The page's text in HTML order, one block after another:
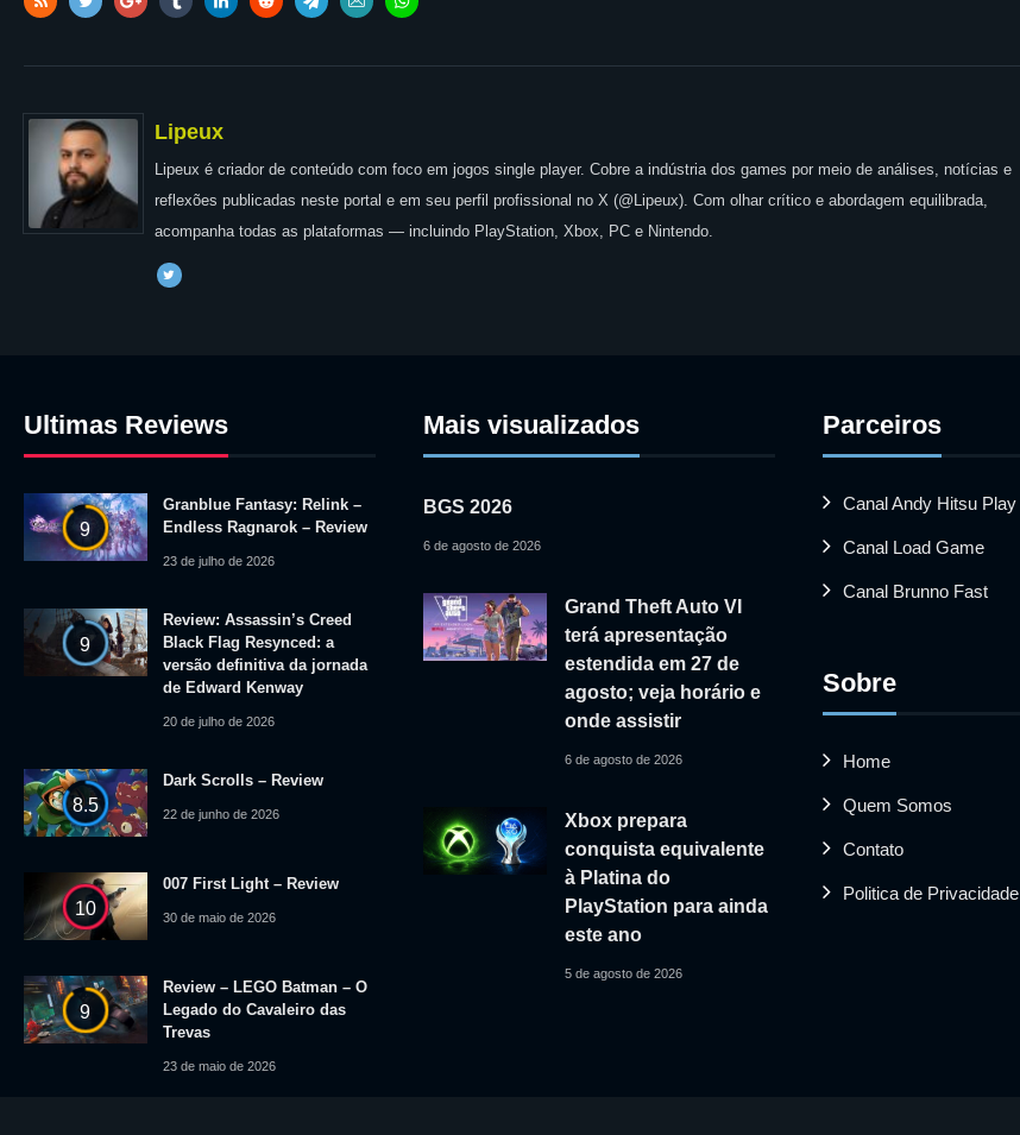
Lipeux
Lipeux é criador de conteúdo com foco em jogos single player. Cobre a indústria dos games por meio de análises, notícias e
reflexões publicadas neste portal e em seu perfil profissional no X (@Lipeux). Com olhar crítico e abordagem equilibrada,
acompanha todas as plataformas — incluindo PlayStation, Xbox, PC e Nintendo.
Ultimas Reviews
9
Granblue Fantasy: Relink –
Endless Ragnarok – Review
23 de julho de 2026
9
Review: Assassin’s Creed
Black Flag Resynced: a
versão definitiva da jornada
de Edward Kenway
20 de julho de 2026
8.5
Dark Scrolls – Review
22 de junho de 2026
10
007 First Light – Review
30 de maio de 2026
9
Review – LEGO Batman – O
Legado do Cavaleiro das
Trevas
23 de maio de 2026
Mais visualizados
BGS 2026
6 de agosto de 2026
Grand Theft Auto VI
terá apresentação
estendida em 27 de
agosto; veja horário e
onde assistir
6 de agosto de 2026
Xbox prepara
conquista equivalente
à Platina do
PlayStation para ainda
este ano
5 de agosto de 2026
Parceiros
Canal Andy Hitsu Play
Canal Load Game
Canal Brunno Fast
Sobre
Home
Quem Somos
Contato
Politica de Privacidade